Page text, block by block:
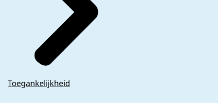
Toegankelijkheid